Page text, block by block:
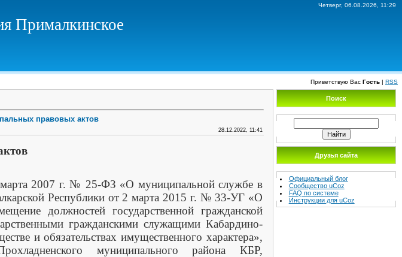
Четверг, 06.08.2026, 11:29
Прималкинское
Приветствую Вас Гость | RSS
правовых актов
28.12.2022, 11:41
2007 г. № 25-ФЗ «О муниципальной службе в
Республики от 2 марта 2015 г. № 33-УГ «О
должностей государственной гражданской
гражданскими служащими Кабардино-
и обязательствах имущественного характера»,
муниципального района КБР,
Поиск
Друзья сайта
Официальный блог
Сообщество uCoz
FAQ по системе
Инструкции для uCoz